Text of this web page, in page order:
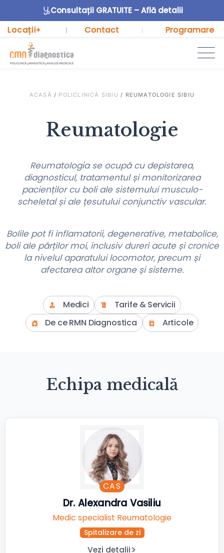
Consultații GRATUITE – Află detalii
Locații+ | Contact Programare
ACASĂ / POLICLINICĂ SIBIU / REUMATOLOGIE SIBIU
Reumatologie
Reumatologia se ocupă cu depistarea,
diagnosticul, tratamentul și monitorizarea
pacienților cu boli ale sistemului musculo-
scheletal și ale țesutului conjunctiv vascular.
Bolile pot fi inflamatorii, degenerative, metabolice,
boli ale părților moi, inclusiv dureri acute și cronice
la nivelul aparatului locomotor, precum și
afectarea altor organe și sisteme.
Medici
Tarife & Servicii
De ce RMN Diagnostica
Articole
Echipa medicală
CAS
Dr. Alexandra Vasiliu
Medic specialist Reumatologie
Spitalizare de zi
Vezi detalii